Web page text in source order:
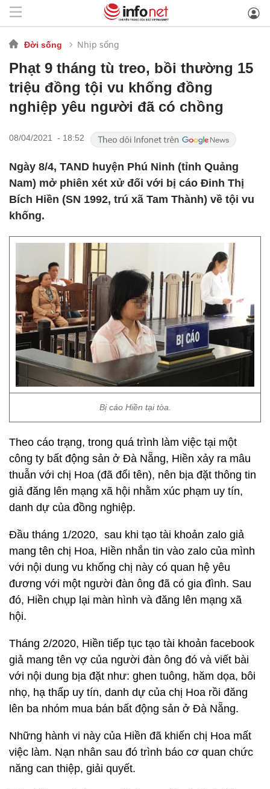
Đời sống Nhịp sống
Phạt 9 tháng tù treo, bồi thường 15
triệu đồng tội vu khống đồng
nghiệp yêu người đã có chồng
08/04/2021 - 18:52
Ngày 8/4, TAND huyện Phú Ninh (tỉnh Quảng
Nam) mở phiên xét xử đối với bị cáo Đinh Thị
Bích Hiền (SN 1992, trú xã Tam Thành) về tội vu
khống.
Bị cáo Hiền tại tòa.
Theo cáo trạng, trong quá trình làm việc tại một
công ty bất động sản ở Đà Nẵng, Hiền xảy ra mâu
thuẫn với chị Hoa (đã đổi tên), nên bịa đặt thông tin
giả đăng lên mạng xã hội nhằm xúc phạm uy tín,
danh dự của đồng nghiệp.
Đầu tháng 1/2020, sau khi tạo tài khoản zalo giả
mang tên chị Hoa, Hiền nhắn tin vào zalo của mình
với nội dung vu khống chị này có quan hệ yêu
đương với một người đàn ông đã có gia đình. Sau
đó, Hiền chụp lại màn hình và đăng lên mạng xã
hội.
Tháng 2/2020, Hiền tiếp tục tạo tài khoản facebook
giả mang tên vợ của người đàn ông đó và viết bài
với nội dung bịa đặt như: ghen tuông, hăm dọa, bôi
nhọ, hạ thấp uy tín, danh dự của chị Hoa rồi đăng
lên ba nhóm mua bán bất động sản ở Đà Nẵng.
Những hành vi này của Hiền đã khiến chị Hoa mất
việc làm. Nạn nhân sau đó trình báo cơ quan chức
năng can thiệp, giải quyết.